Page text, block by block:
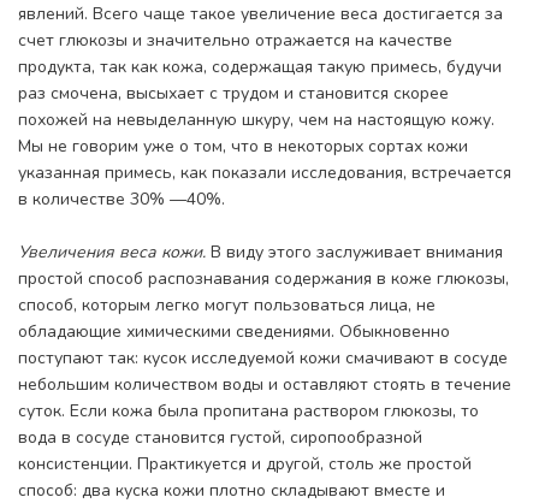
явле­ний. Всего чаще такое увеличение веса достигается за
счет глюкозы и значительно отражается на качестве
продукта, так как кожа, содержащая такую примесь, будучи
раз смочена, высыхает с трудом и становится скорее
похожей на невыделанную шкуру, чем на настоящую кожу.
Мы не говорим уже о том, что в некоторых сортах кожи
указанная примесь, как показали исследования, встречается
в количестве 30% —40%.
Увеличения веса кожи. В виду этого заслуживает внимания
простой способ распознавания содержания в коже глюкозы,
способ, которым легко могут пользоваться лица, не
обладающие химическими сведениями. Обыкновенно
поступают так: кусок исследуемой кожи смачивают в сосуде
небольшим количеством воды и оставляют стоять в течение
суток. Если кожа была пропитана раствором глюкозы, то
вода в сосуде становится густой, сиропообразной
консистенции. Практикуется и другой, столь же простой
способ: два куска кожи плотно складывают вместе и